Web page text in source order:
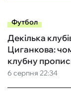
Футбол
6 серпня 22:34
Декілька
Циганкова:
клубну